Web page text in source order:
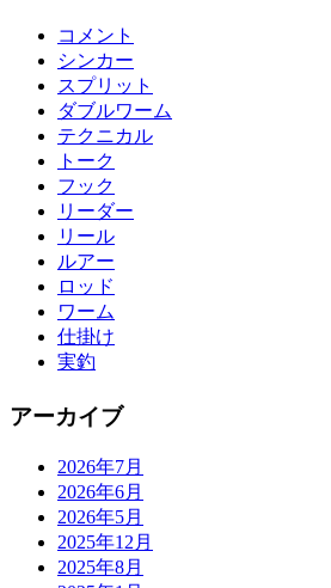
コメント
シンカー
スプリット
ダブルワーム
テクニカル
トーク
フック
リーダー
リール
ルアー
ロッド
ワーム
仕掛け
実釣
アーカイブ
2026年7月
2026年6月
2026年5月
2025年12月
2025年8月